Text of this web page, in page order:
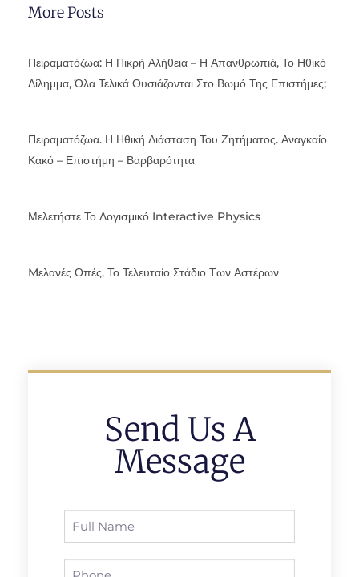
More Posts
Πειραματόζωα: Η Πικρή Αλήθεια – Η Απανθρωπιά, Το Ηθικό
Δίλημμα, Όλα Τελικά Θυσιάζονται Στο Βωμό Της Επιστήμες;
Πειραματόζωα. Η Ηθική Διάσταση Του Ζητήματος. Αναγκαίο
Κακό – Επιστήμη – Βαρβαρότητα
Μελετήστε Το Λογισμικό Interactive Physics
Mελανές Οπές, Το Τελευταίο Στάδιο Των Αστέρων
Send Us A
Message